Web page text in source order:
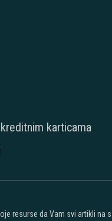
karticama
resurse da Vam svi artikli na